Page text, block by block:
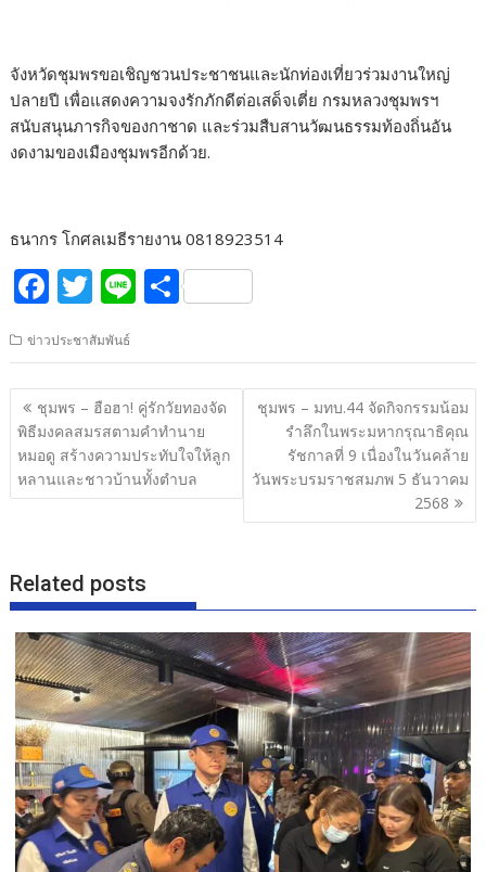
จังหวัดชุมพรขอเชิญชวนประชาชนและนักท่องเที่ยวร่วมงานใหญ่
ปลายปี เพื่อแสดงความจงรักภักดีต่อเสด็จเตี่ย กรมหลวงชุมพรฯ
สนับสนุนภารกิจของกาชาด และร่วมสืบสานวัฒนธรรมท้องถิ่นอัน
งดงามของเมืองชุมพรอีกด้วย.
ธนากร โกศลเมธีรายงาน 0818923514
F
e
b
o
o
k
T
itt
er
Li
e
S
ar
e
ข่าวประชาสัมพันธ์
แนะแนว
เรื่อง
ชุมพร – ฮือฮา! คู่รักวัยทองจัด
พิธีมงคลสมรสตามคำทำนาย
หมอดู สร้างความประทับใจให้ลูก
หลานและชาวบ้านทั้งตำบล
ชุมพร – มทบ.44 จัดกิจกรรมน้อม
รำลึกในพระมหากรุณาธิคุณ
รัชกาลที่ 9 เนื่องในวันคล้าย
วันพระบรมราชสมภพ 5 ธันวาคม
2568
Related posts